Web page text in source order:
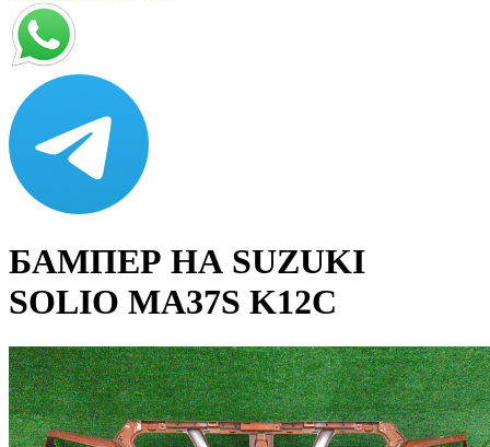
БАМПЕР НА SUZUKI
SOLIO MA37S K12C